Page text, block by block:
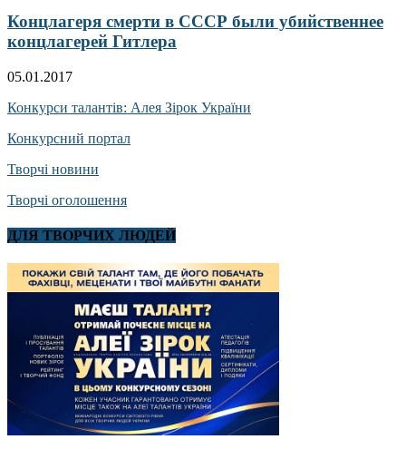
Концлагеря смерти в СССР были убийственнее
концлагерей Гитлера
05.01.2017
Конкурси талантів: Алея Зірок України
Конкурсний портал
Творчі новини
Творчі оголошення
ДЛЯ ТВОРЧИХ ЛЮДЕЙ